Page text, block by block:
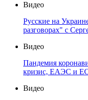
Видео
Русские на
разговорах" с
Видео
Пандемия
кризис, ЕАЭС и
Видео